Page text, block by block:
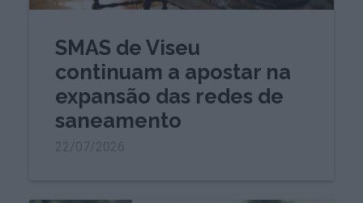
SMAS de Viseu
continuam a apostar na
expansão das redes de
saneamento